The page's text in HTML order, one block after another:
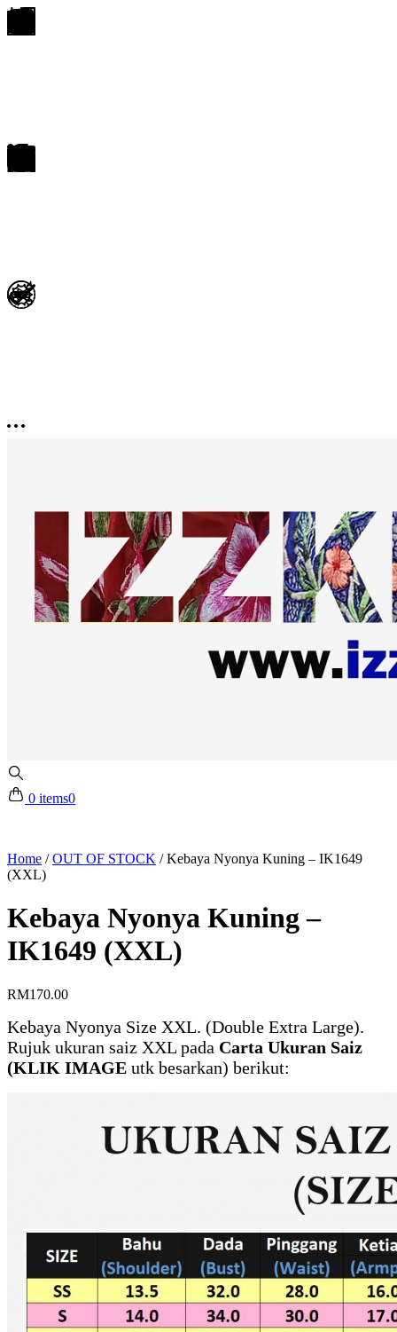
0 items0
Home /OUT OF STOCK /Kebaya Nyonya Kuning – IK1649
(XXL)
Kebaya Nyonya Kuning –
IK1649 (XXL)
RM170.00
Kebaya Nyonya Size XXL. (Double Extra Large).
Rujuk ukuran saiz XXL pada Carta Ukuran Saiz
(KLIK IMAGE utk besarkan) berikut: